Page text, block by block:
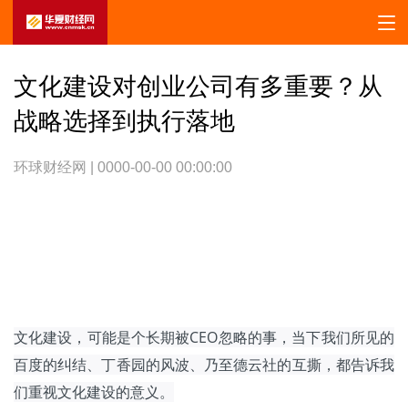
文化建设对创业公司有多重要？从
战略选择到执行落地
环球财经网 | 0000-00-00 00:00:00
文化建设，可能是个长期被CEO忽略的事，当下我们所见的
百度的纠结、丁香园的风波、乃至德云社的互撕，都告诉我
们重视文化建设的意义。